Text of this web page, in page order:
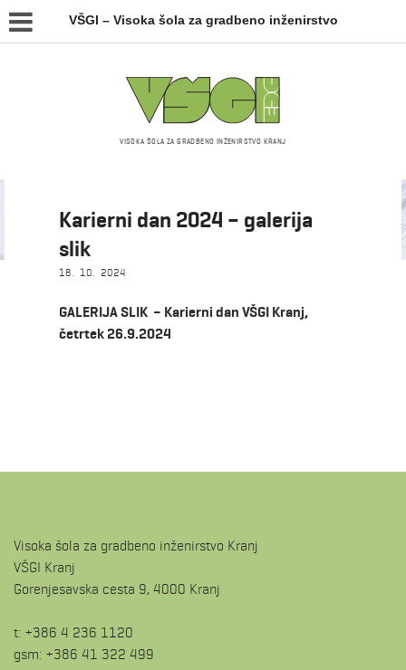
VŠGI – Visoka šola za gradbeno inženirstvo
VISOKA ŠOLA ZA GRADBENO INŽENIRSTVO KRANJ
NoviceKarierni dan 2024 – galerija
slik
18. 10. 2024
GALERIJA SLIK – Karierni dan VŠGI Kranj,
četrtek 26.9.2024
Visoka šola za gradbeno inženirstvo Kranj
VŠGI Kranj
Gorenjesavska cesta 9, 4000 Kranj
t: +386 4 236 1120
gsm: +386 41 322 499